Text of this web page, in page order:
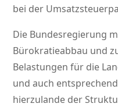
bei der
Die Bundesregierung
Bürokratieabbau und
Belastungen für die
und auch
hierzulande der